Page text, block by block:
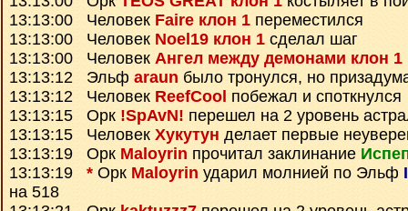
13:13:00 Человек Faire клон 1 переместился
13:13:00 Человек Noel19 клон 1 сделал шаг
13:13:00 Человек Ангел между демонами клон 1
13:13:12 Эльф araun было тронулся, но
13:13:12 Человек ReefCool побежал и споткнулся
13:13:15 Орк !SpAvN! перешел на 2 уровень
13:13:15 Человек Хукутун делает первые
13:13:19 Орк Maloyrin прочитал заклинание
13:13:19 * Орк Maloyrin ударил молнией по Эльф
на 518